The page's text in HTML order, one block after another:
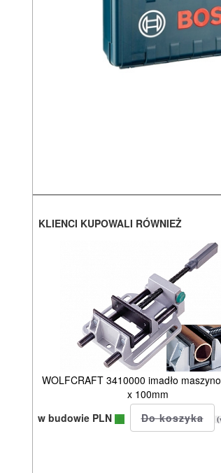
KLIENCI KUPOWALI RÓWNIEŻ
WOLFCRAFT 3410000 imadło
x 100mm
w budowie PLN